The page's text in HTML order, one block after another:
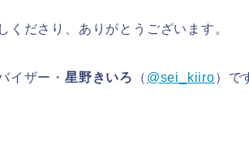
くださり、ありがとうございます。
イザー・ 星野きいろ （ @sei_kiiro）で